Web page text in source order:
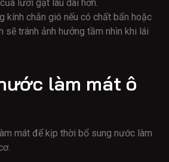
lưỡi gạt lâu dài hơn.
kính chắn gió nếu có chất bẩn hoặc
sẽ tránh ảnh hưởng tầm nhìn khi lái
làm mát ô
mát để kịp thời bổ sung nước làm